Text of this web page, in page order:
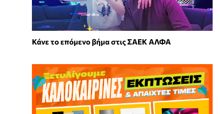
Κάνε το επόμενο βήμα στις ΣΑΕΚ ΑΛΦΑ